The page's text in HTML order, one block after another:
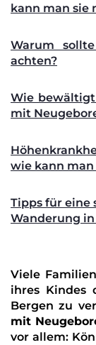
kann man sie
Warum
achten?
Wie
mit
wie kann
Tipps für eine
Wanderung
Viele
ihres Kindes
Bergen zu
mit
vor allem: